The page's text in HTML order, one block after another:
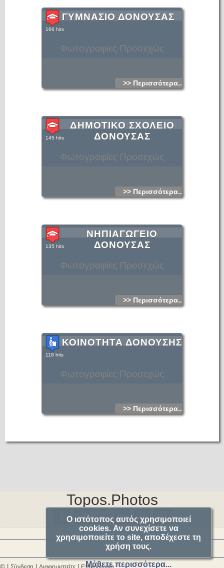
Φωτογραφίες Προσεχώς
ΓΥΜΝΑΣΙΟ ΔΟΝΟΥΣΑΣ
166 hits
>> Περισσότερα...
Φωτογραφίες Προσεχώς
ΔΗΜΟΤΙΚΟ ΣΧΟΛΕΙΟ
ΔΟΝΟΥΣΑΣ
145 hits
>> Περισσότερα...
Φωτογραφίες Προσεχώς
ΝΗΠΙΑΓΩΓΕΙΟ
ΔΟΝΟΥΣΑΣ
135 hits
>> Περισσότερα...
Φωτογραφίες Προσεχώς
ΚΟΙΝΟΤΗΤΑ ΔΟΝΟΥΣΗΣ
118 hits
>> Περισσότερα...
Topos.Photos
Ο ιστότοπος αυτός χρησιμοποιεί
cookies. Αν συνεχίσετε να
χρησιμοποιείτε το site, αποδέχεστε τη
χρήση τους.
Μάθετε περισσότερα...